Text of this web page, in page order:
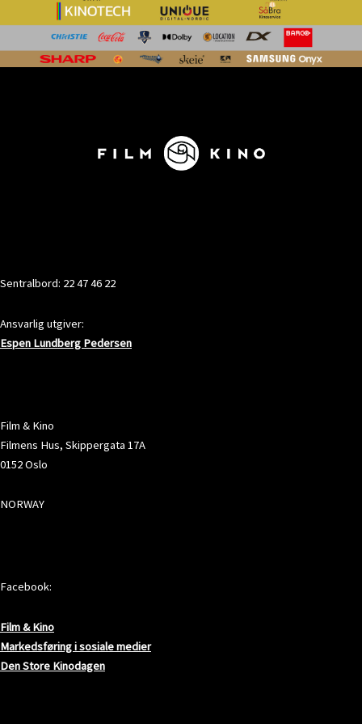
Sentralbord: 22 47 46 22
Ansvarlig utgiver:
Espen Lundberg Pedersen
Film & Kino
Filmens Hus, Skippergata 17A
0152 Oslo
NORWAY
Facebook:
Film & Kino
Markedsføring i sosiale medier
Den Store Kinodagen